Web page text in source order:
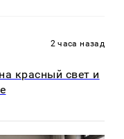
2 часа назад
красный свет и